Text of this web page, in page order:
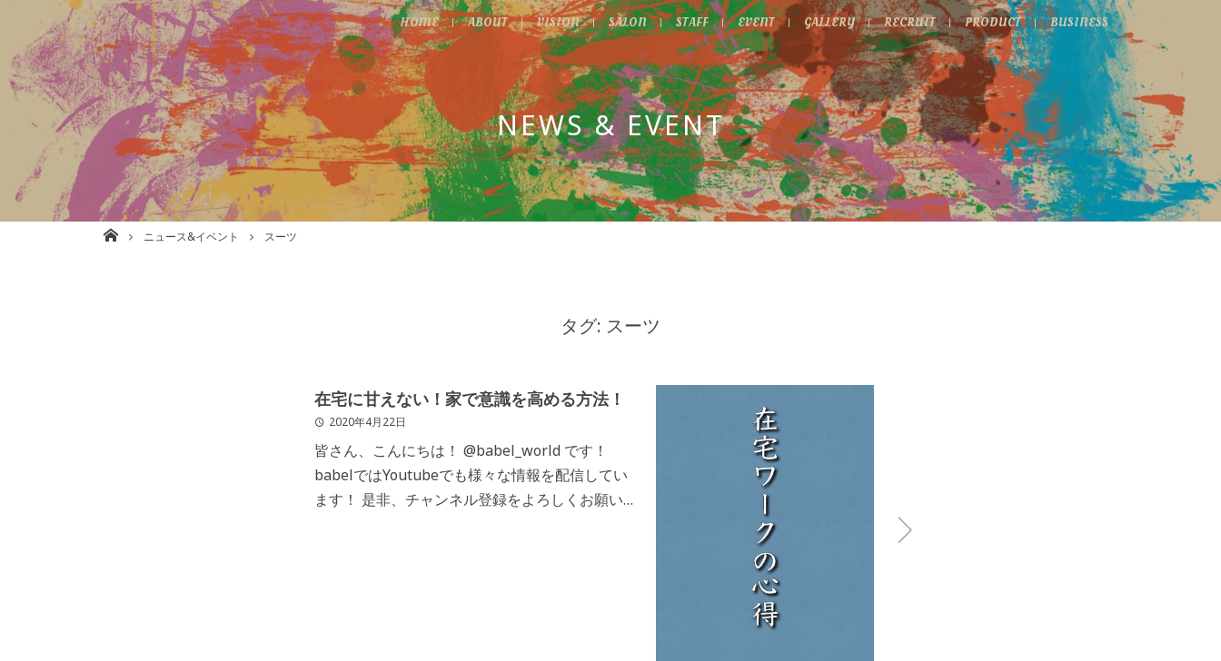
NEWS & EVENT
HOME ABOUT VISION SALON STAFF EVENT GALLERY RECRUIT PRODUCT BUSINESS
株式会社babel 美容室/理容室/ネイル/各種事業運営 大阪
ニュース&イベント スーツ
タグ: スーツ
在宅に甘えない！家で意識を高める方法！
2020年4月22日
皆さん、こんにちは！ @babel_world です！
babelではYoutubeでも様々な情報を配信してい
ます！ 是非、チャンネル登録をよろしくお願い致